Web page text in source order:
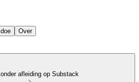
Over
afleiding op Substack